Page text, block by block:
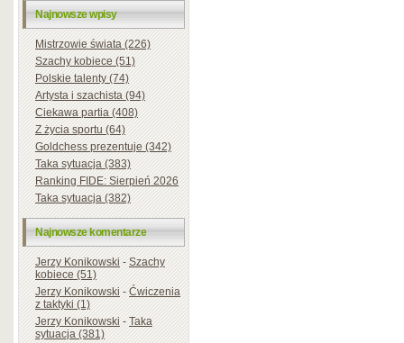
Najnowsze wpisy
Mistrzowie świata (226)
Szachy kobiece (51)
Polskie talenty (74)
Artysta i szachista (94)
Ciekawa partia (408)
Z życia sportu (64)
Goldchess prezentuje (342)
Taka sytuacja (383)
Ranking FIDE: Sierpień 2026
Taka sytuacja (382)
Najnowsze komentarze
Jerzy Konikowski-Szachy
kobiece (51)
Jerzy Konikowski-Ćwiczenia
z taktyki (1)
Jerzy Konikowski-Taka
sytuacja (381)